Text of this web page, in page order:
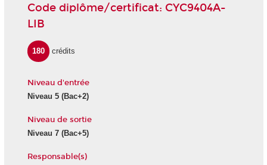
Code diplôme/certificat: CYC9404A-
LIB
180 crédits
Niveau d'entrée
Niveau 5 (Bac+2)
Niveau de sortie
Niveau 7 (Bac+5)
Responsable(s)